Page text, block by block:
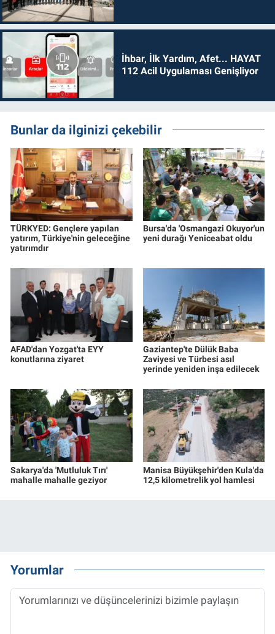
İhbar, İlk Yardım, Afet... HAYAT
112 Acil Uygulaması Genişliyor
Bunlar da ilginizi çekebilir
TÜRKYED: Gençlere yapılan
yatırım, Türkiye'nin geleceğine
yatırımdır
Bursa'da 'Osmangazi Okuyor'un
yeni durağı Yeniceabat oldu
AFAD'dan Yozgat'ta EYY
konutlarına ziyaret
Gaziantep'te Dülük Baba
Zaviyesi ve Türbesi asıl
yerinde yeniden inşa edilecek
Sakarya'da 'Mutluluk Tırı'
mahalle mahalle geziyor
Manisa Büyükşehir'den Kula'da
12,5 kilometrelik yol hamlesi
Yorumlar